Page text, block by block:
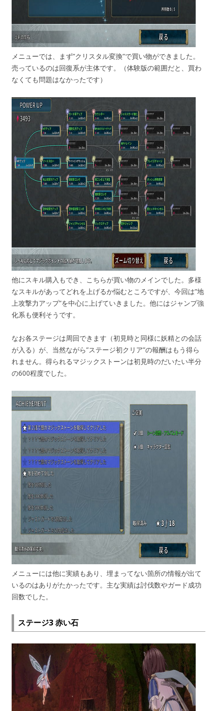
メニューでは、まず”クリスタル変換”で買い物ができました。
売っているのは回復系が主体です。（体験版の範囲だと、買わ
なくても問題はなかったです）
他にスキル購入もでき、こちらが買い物のメインでした。多様
なスキルがあってどれを上げるか悩むところですが、今回は”地
上攻撃力アップ”を中心に上げていきました。他にはジャンプ強
化系も便利そうです。
なお各ステージは周回できます（初見時と同様に妖精との会話
が入る）が、当然ながら”ステージ初クリア”の報酬はもう得ら
れません。得られるマジックストーンは初見時のだいたい半分
の600程度でした。
メニューには他に実績もあり、埋まってない箇所の情報が出て
いるのはありがたかったです。主な実績は討伐数やガード成功
回数でした。
ステージ3 赤い石